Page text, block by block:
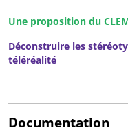
Une proposition du
Déconstruire les
téléréalité
Documentation